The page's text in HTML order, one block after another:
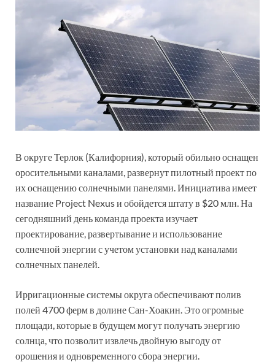
В округе Терлок (Калифорния), который обильно оснащен
оросительными каналами, развернут пилотный проект по
их оснащению солнечными панелями. Инициатива имеет
название Project Nexus и обойдется штату в $20 млн. На
сегодняшний день команда проекта изучает
проектирование, развертывание и использование
солнечной энергии с учетом установки над каналами
солнечных панелей.
Ирригационные системы округа обеспечивают полив
полей 4700 ферм в долине Сан-Хоакин. Это огромные
площади, которые в будущем могут получать энергию
солнца, что позволит извлечь двойную выгоду от
орошения и одновременного сбора энергии.